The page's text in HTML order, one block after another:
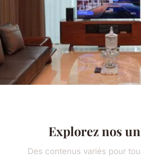
Explorez nos
Des contenus variés pour